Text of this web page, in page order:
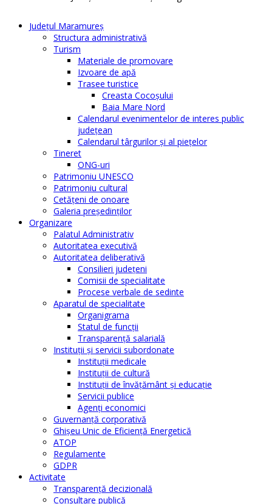
Judeţul Maramureş
Structura administrativă
Turism
Materiale de promovare
Izvoare de apă
Trasee turistice
Creasta Cocoșului
Baia Mare Nord
Calendarul evenimentelor de interes public
judeţean
Calendarul târgurilor şi al pieţelor
Tineret
ONG-uri
Patrimoniu UNESCO
Patrimoniu cultural
Cetăţeni de onoare
Galeria președinților
Organizare
Palatul Administrativ
Autoritatea executivă
Autoritatea deliberativă
Consilieri judeţeni
Comisii de specialitate
Procese verbale de sedinte
Aparatul de specialitate
Organigrama
Statul de funcții
Transparență salarială
Instituţii şi servicii subordonate
Instituţii medicale
Instituţii de cultură
Instituţii de învăţământ şi educaţie
Servicii publice
Agenţi economici
Guvernanță corporativă
Ghişeu Unic de Eficienţă Energetică
ATOP
Regulamente
GDPR
Activitate
Transparenţă decizională
Consultare publică